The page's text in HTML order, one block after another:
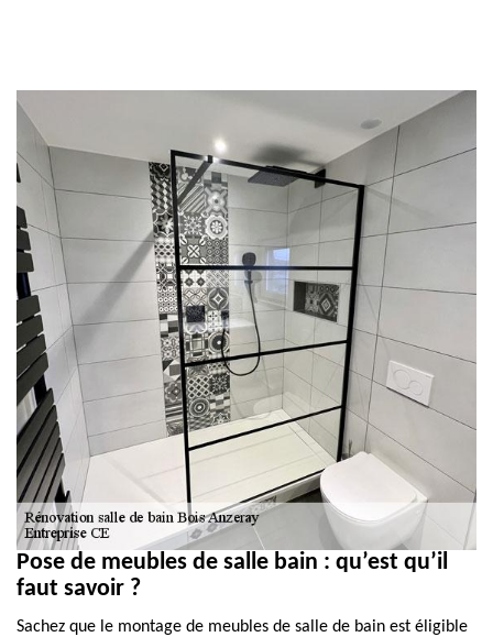
Pose de meubles de salle bain : qu’est qu’il
faut savoir ?
Sachez que le montage de meubles de salle de bain est éligible